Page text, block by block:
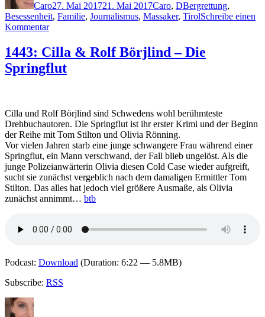
Caro27. Mai 201721. Mai 2017Caro, DBergrettung,
Besessenheit, Familie, Journalismus, Massaker, TirolSchreibe einen
Kommentarzu
Luca
D`Andrea
–
kalt
1443: Cilla & Rolf Börjlind – Die
Springflut
Cilla und Rolf Börjlind sind Schwedens wohl berühmteste
Drehbuchautoren. Die Springflut ist ihr erster Krimi und der Beginn
der Reihe mit Tom Stilton und Olivia Rönning.
Vor vielen Jahren starb eine junge schwangere Frau während einer
Springflut, ein Mann verschwand, der Fall blieb ungelöst. Als die
junge Polizeianwärterin Olivia diesen Cold Case wieder aufgreift,
sucht sie zunächst vergeblich nach dem damaligen Ermittler Tom
Stilton. Das alles hat jedoch viel größere Ausmaße, als Olivia
zunächst annimmt… btb
Podcast: Download (Duration: 6:22 — 5.8MB)
Subscribe: RSS
Autor